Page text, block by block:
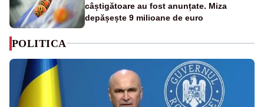
câștigătoare au fost anunțate. Miza
depășește 9 milioane de euro
POLITICA